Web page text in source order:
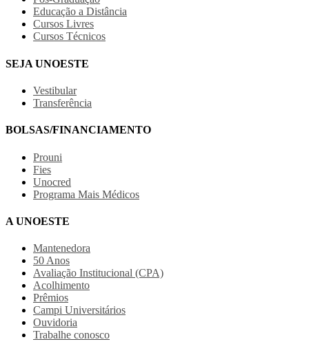
Educação a Distância
Cursos Livres
Cursos Técnicos
SEJA UNOESTE
Vestibular
Transferência
BOLSAS/FINANCIAMENTO
Prouni
Fies
Unocred
Programa Mais Médicos
A UNOESTE
Mantenedora
50 Anos
Avaliação Institucional (CPA)
Acolhimento
Prêmios
Campi Universitários
Ouvidoria
Trabalhe conosco